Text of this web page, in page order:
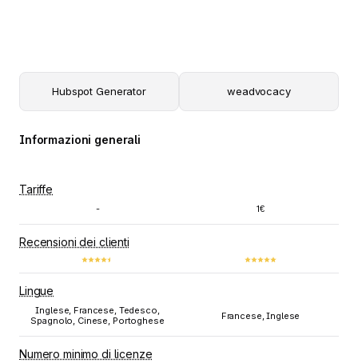
Hubspot Generator weadvocacy
Informazioni generali
Tariffe
- 1€
Recensioni dei clienti
Lingue
Inglese, Francese, Tedesco,
Spagnolo, Cinese, Portoghese
Francese, Inglese
Numero minimo di licenze